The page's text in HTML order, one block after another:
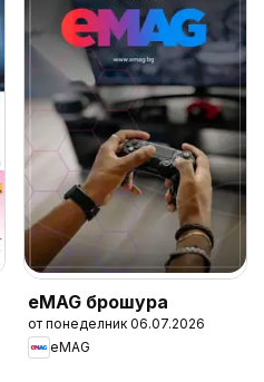
eMAG брошура
от понеделник 06.07.2026
eMAG